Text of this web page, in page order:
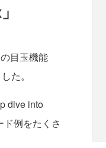
目玉機能
た。
dive into
例をたくさ